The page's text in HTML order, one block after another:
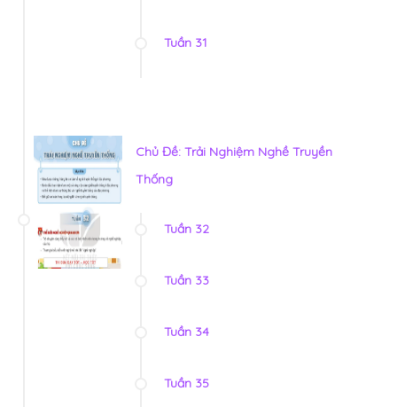
Tuần 31
Chủ Đề: Trải Nghiệm Nghề Truyền
Thống
Tuần 32
Tuần 33
Tuần 34
Tuần 35